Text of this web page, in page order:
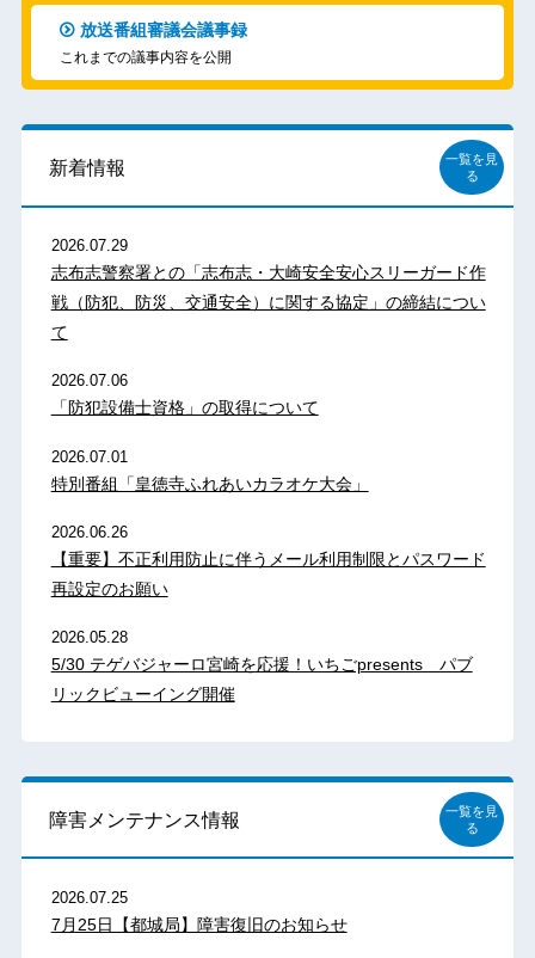
放送番組審議会議事録
これまでの議事内容を公開
新着情報
一覧を見
る
2026.07.29
志布志警察署との「志布志・大崎安全安心スリーガード作
戦（防犯、防災、交通安全）に関する協定」の締結につい
て
2026.07.06
「防犯設備士資格」の取得について
2026.07.01
特別番組「皇徳寺ふれあいカラオケ大会」
2026.06.26
【重要】不正利用防止に伴うメール利用制限とパスワード
再設定のお願い
2026.05.28
5/30 テゲバジャーロ宮崎を応援！いちごpresents パブ
リックビューイング開催
障害メンテナンス情報
一覧を見
る
2026.07.25
7月25日【都城局】障害復旧のお知らせ